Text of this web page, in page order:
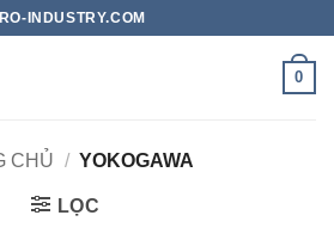
INDUSTRY.COM
0
CHỦ / YOKOGAWA
LỌC